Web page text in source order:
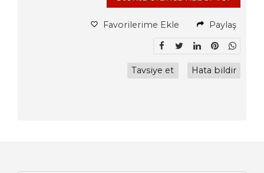
Favorilerime Ekle Paylaş
Tavsiye et Hata bildir